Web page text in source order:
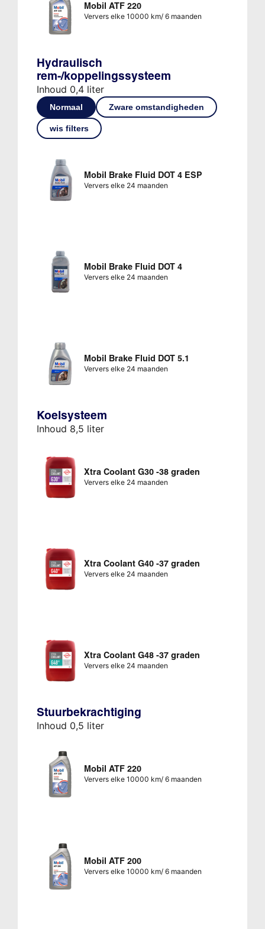
Mobil ATF 220
Ververs elke 10000 km/ 6 maanden
Hydraulisch
rem-/koppelingssysteem
Inhoud 0,4 liter
Normaal Zware omstandigheden
wis filters
Mobil Brake Fluid DOT 4 ESP
Ververs elke 24 maanden
Mobil Brake Fluid DOT 4
Ververs elke 24 maanden
Mobil Brake Fluid DOT 5.1
Ververs elke 24 maanden
Koelsysteem
Inhoud 8,5 liter
Xtra Coolant G30 -38 graden
Ververs elke 24 maanden
Xtra Coolant G40 -37 graden
Ververs elke 24 maanden
Xtra Coolant G48 -37 graden
Ververs elke 24 maanden
Stuurbekrachtiging
Inhoud 0,5 liter
Mobil ATF 220
Ververs elke 10000 km/ 6 maanden
Mobil ATF 200
Ververs elke 10000 km/ 6 maanden